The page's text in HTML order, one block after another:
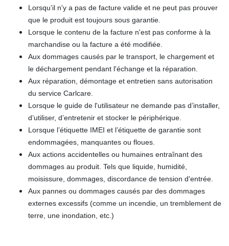
Lorsqu’il n'y a pas de facture valide et ne peut pas prouver
que le produit est toujours sous garantie.
Lorsque le contenu de la facture n'est pas conforme à la
marchandise ou la facture a été modifiée.
Aux dommages causés par le transport, le chargement et
le déchargement pendant l'échange et la réparation.
Aux réparation, démontage et entretien sans autorisation
du service Carlcare.
Lorsque le guide de l'utilisateur ne demande pas d’installer,
d’utiliser, d’entretenir et stocker le périphérique.
Lorsque l’étiquette IMEI et l’étiquette de garantie sont
endommagées, manquantes ou floues.
Aux actions accidentelles ou humaines entraînant des
dommages au produit. Tels que liquide, humidité,
moisissure, dommages, discordance de tension d'entrée.
Aux pannes ou dommages causés par des dommages
externes excessifs (comme un incendie, un tremblement de
terre, une inondation, etc.)